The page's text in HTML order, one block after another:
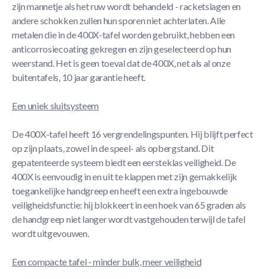
zijn mannetje als het ruw wordt behandeld - racketslagen en
andere schokken zullen hun sporen niet achterlaten. Alle
metalen die in de 400X-tafel worden gebruikt, hebben een
anticorrosiecoating gekregen en zijn geselecteerd op hun
weerstand. Het is geen toeval dat de 400X, net als al onze
buitentafels, 10 jaar garantie heeft.
Een uniek sluitsysteem
De 400X-tafel heeft 16 vergrendelingspunten. Hij blijft perfect
op zijn plaats, zowel in de speel- als opbergstand. Dit
gepatenteerde systeem biedt een eersteklas veiligheid. De
400X is eenvoudig in en uit te klappen met zijn gemakkelijk
toegankelijke handgreep en heeft een extra ingebouwde
veiligheidsfunctie: hij blokkeert in een hoek van 65 graden als
de handgreep niet langer wordt vastgehouden terwijl de tafel
wordt uitgevouwen.
Een compacte tafel - minder bulk, meer veiligheid